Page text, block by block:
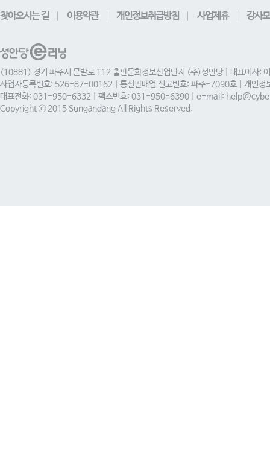
찾아오시는 길 이용약관 개인정보취급방침 사업제휴 강사
(10881) 경기 파주시 문발로 112 출판문화정보산업단지 (주)성안당 | 대표이사:
사업자등록번호: 526-87-00162 | 통신판매업 신고번호: 파주-7090호 | 개인정
대표전화: 031-950-6332 | 팩스번호: 031-950-6390 | e-mail:
Copyright ⓒ 2015 Sungandang All Rights Reserved.